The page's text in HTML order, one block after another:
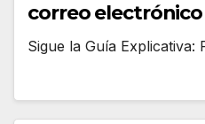
correo
Sigue la Guía Explicativa: